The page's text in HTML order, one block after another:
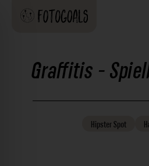
Graffitis -
HipsterSpot